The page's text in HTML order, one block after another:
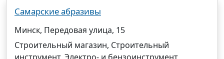
Самарские абразивы
Минск, Передовая улица, 15
Строительный магазин, Строительный